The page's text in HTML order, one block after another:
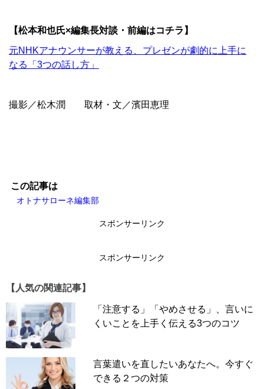
【松本和也氏×編集長対談・前編はコチラ】
元NHKアナウンサーが教える、プレゼンが劇的に上手に
なる「3つの話し方」
撮影／松木潤 取材・文／濱田恵理
この記事は
オトナサローネ編集部
スポンサーリンク
スポンサーリンク
【人気の関連記事】
「注意する」「やめさせる」、言いに
くいことを上手く伝える3つのコツ
言葉遣いを直したいあなたへ。今すぐ
できる２つの対策